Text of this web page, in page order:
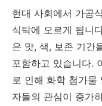
현대 사회에서 가공
식탁에 오르게 됩니
은 맛, 색, 보존 기간
포함하고 있습니다.
로 인해 화학 첨가물
자들의 관심이 증가